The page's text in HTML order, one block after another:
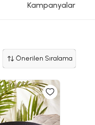
Kampanyalar
Önerilen Sıralama